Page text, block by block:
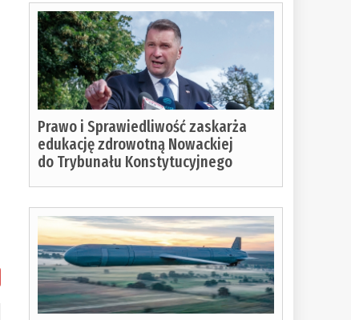
Prawo i Sprawiedliwość zaskarża
edukację zdrowotną Nowackiej
do Trybunału Konstytucyjnego